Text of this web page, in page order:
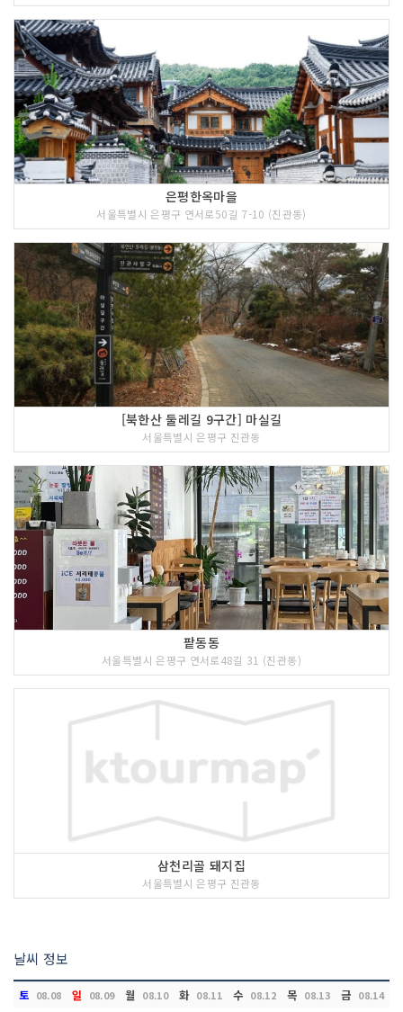
은평한옥마을
서울특별시 은평구 연서로50길 7-10 (진관동)
[북한산 둘레길 9구간] 마실길
서울특별시 은평구 진관동
팥동동
서울특별시 은평구 연서로48길 31 (진관동)
삼천리골 돼지집
서울특별시 은평구 진관동
날씨 정보
토 08.08 일 08.09 월 08.10 화 08.11 수 08.12 목 08.13 금 08.14